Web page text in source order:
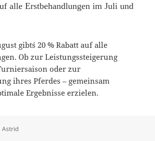
alle Erstbehandlungen im Juli und
gibt´s 20 % Rabatt auf alle
Ob zur Leistungssteigerung
oder zur
ihres Pferdes – gemeinsam
Ergebnisse erzielen.
Autor
Astrid